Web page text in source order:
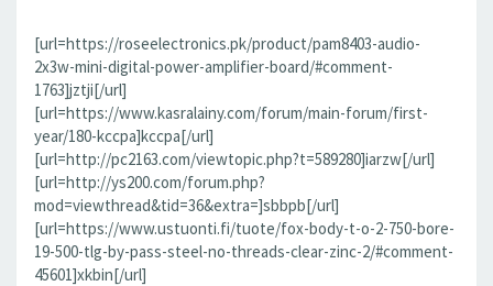
[url=https://roseelectronics.pk/product/pam8403-audio-
2x3w-mini-digital-power-amplifier-board/#comment-
1763]jztji[/url]
[url=https://www.kasralainy.com/forum/main-forum/first-
year/180-kccpa]kccpa[/url]
[url=http://pc2163.com/viewtopic.php?t=589280]iarzw[/url]
[url=http://ys200.com/forum.php?
mod=viewthread&tid=36&extra=]sbbpb[/url]
[url=https://www.ustuonti.fi/tuote/fox-body-t-o-2-750-bore-
19-500-tlg-by-pass-steel-no-threads-clear-zinc-2/#comment-
45601]xkbin[/url]